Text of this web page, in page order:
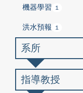
機器學習 1
洪水預報 1
系所
指導教授